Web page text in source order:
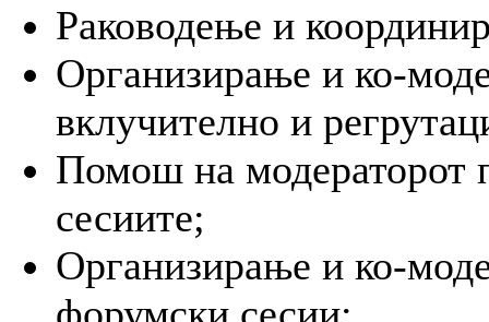
Раководење и
Организирање и ко-
вклучително и
Помош на модераторот
сесиите;
Организирање и ко-